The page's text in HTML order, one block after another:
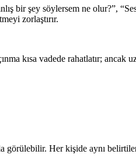
bir şey söylersem ne olur?”,
zorlaştırır.
kısa vadede rahatlatır;
görülebilir. Her kişide aynı